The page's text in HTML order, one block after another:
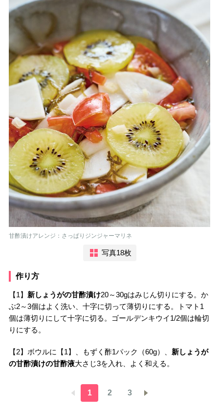
甘酢漬けアレンジ：さっぱりジンジャーマリネ
写真18枚
作り方
【1】 新しょうがの甘酢漬け20～30gはみじん切りにする。か
ぶ2～3個はよく洗い、十字に切って薄切りにする。トマト1
個は薄切りにして十字に切る。ゴールデンキウイ1/2個は輪切
りにする。
【2】ボウルに【1】、もずく酢1パック（60g）、 新しょうが
の甘酢漬けの甘酢液大さじ3を入れ、よく和える。
1 2 3